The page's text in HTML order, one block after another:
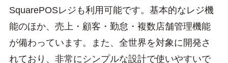
SquarePOSレジも利用可能です。基本的なレジ機
能のほか、売上・顧客・勤怠・複数店舗管理機能
が備わっています。また、全世界を対象に開発さ
れており、非常にシンプルな設計で使いやすいで